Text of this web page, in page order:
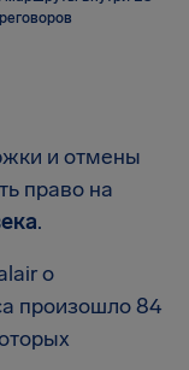
и отмены
право на
.
о
произошло 84